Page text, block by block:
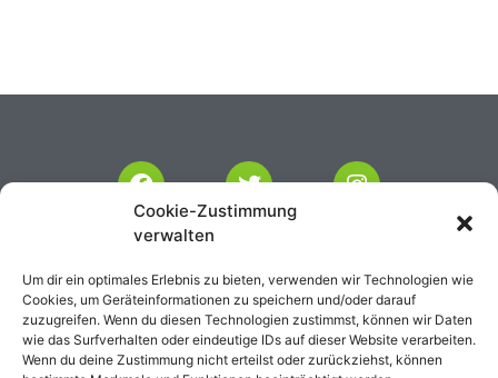
Cookie-Zustimmung
verwalten
Um dir ein optimales Erlebnis zu bieten, verwenden wir Technologien wie
Cookies, um Geräteinformationen zu speichern und/oder darauf
zuzugreifen. Wenn du diesen Technologien zustimmst, können wir Daten
wie das Surfverhalten oder eindeutige IDs auf dieser Website verarbeiten.
Wenn du deine Zustimmung nicht erteilst oder zurückziehst, können